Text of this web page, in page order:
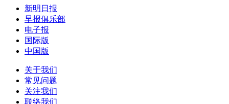
新明日报
早报俱乐部
电子报
国际版
中国版
关于我们
常见问题
关注我们
联络我们